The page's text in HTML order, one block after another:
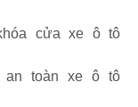
cửa xe ô tô
an toàn xe ô tô